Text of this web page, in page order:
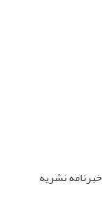
نشریه